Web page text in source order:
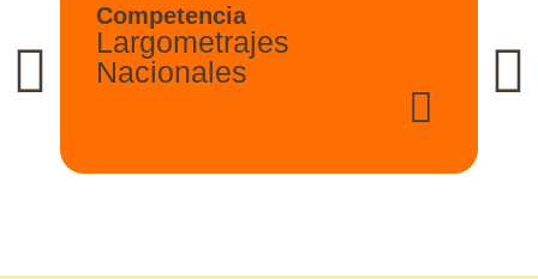
Competencia
Largometrajes
Nacionales